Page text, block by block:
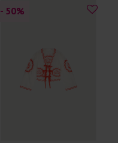
- 50%